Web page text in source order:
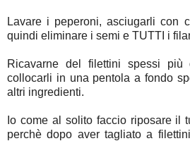
Lavare i peperoni, asciugarli con
quindi eliminare i semi e TUTTI i
Ricavarne del filettini spessi
collocarli in una pentola a fondo
altri ingredienti.
Io come al solito faccio riposare il
perchè dopo aver tagliato a